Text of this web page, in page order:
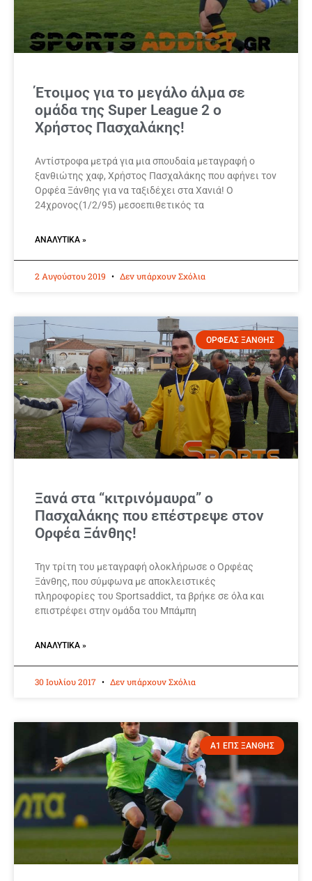
Έτοιμος για το μεγάλο άλμα σε
ομάδα της Super League 2 ο
Χρήστος Πασχαλάκης!
Αντίστροφα μετρά για μια σπουδαία μεταγραφή ο
ξανθιώτης χαφ, Χρήστος Πασχαλάκης που αφήνει τον
Ορφέα Ξάνθης για να ταξιδέχει στα Χανιά! Ο
24χρονος(1/2/95) μεσοεπιθετικός τα
ΑΝΑΛΥΤΙΚΆ »
2 Αυγούστου 2019 Δεν υπάρχουν Σχόλια
ΟΡΦΕΑΣ ΞΑΝΘΗΣ
Ξανά στα “κιτρινόμαυρα” ο
Πασχαλάκης που επέστρεψε στον
Ορφέα Ξάνθης!
Την τρίτη του μεταγραφή ολοκλήρωσε ο Ορφέας
Ξάνθης, που σύμφωνα με αποκλειστικές
πληροφορίες του Sportsaddict, τα βρήκε σε όλα και
επιστρέφει στην ομάδα του Μπάμπη
ΑΝΑΛΥΤΙΚΆ »
30 Ιουλίου 2017 Δεν υπάρχουν Σχόλια
Α1 ΕΠΣ ΞΑΝΘΗΣ